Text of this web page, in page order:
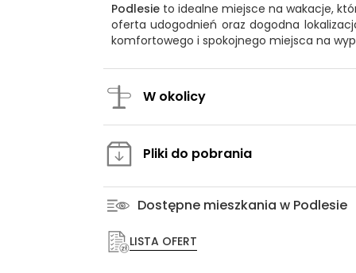
Podlesie to idealne miejsce na wakacje,
oferta udogodnień oraz dogodna
komfortowego i spokojnego miejsca na
W okolicy
Pliki do pobrania
Dostępne mieszkania w Podlesie
LISTA OFERT